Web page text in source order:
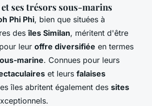
ses trésors sous-marins
Phi Phi, bien que situées à
desîles Similan, méritent d'être
leur offre diversifiée en termes
marine. Connues pour leurs
et leurs falaises
îles abritent également des sites